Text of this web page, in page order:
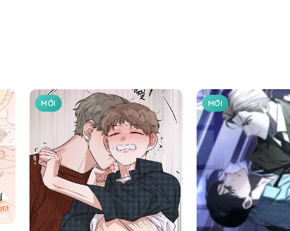
MỚI MỚI